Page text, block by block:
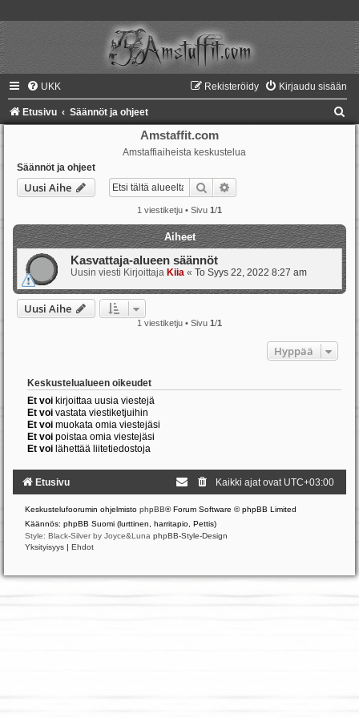
UKK Kirjaudu sisään
Rekisteröidy
Etusivu Säännöt ja ohjeet
Amstaffit.com
Amstaffiaiheista keskustelua
Säännöt ja ohjeet
Uusi Aihe Etsi
1 viestiketju • Sivu 1/1
Aiheet
Kasvattaja-alueen säännöt
Uusin viesti Kirjoittaja Kiia « To Syys 22, 2022 8:27 am
Uusi Aihe
1 viestiketju • Sivu 1/1
Hyppää
Keskustelualueen oikeudet
Et voi kirjoittaa uusia viestejä
Et voi vastata viestiketjuihin
Et voi muokata omia viestejäsi
Et voi poistaa omia viestejäsi
Et voi lähettää liitetiedostoja
Etusivu Kaikki ajat ovat UTC+03:00
Keskustelufoorumin ohjelmisto phpBB® Forum Software © phpBB Limited
Käännös: phpBB Suomi (lurttinen, harritapio, Pettis)
Style: Black-Silver by Joyce&Luna phpBB-Style-Design
Yksityisyys | Ehdot